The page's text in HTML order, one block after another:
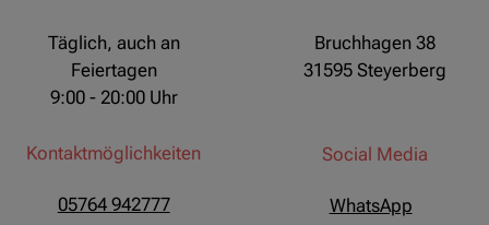
Täglich, auch an
Feiertagen
9:00 - 20:00 Uhr
Kontaktmöglichkeiten
05764 942777
Bruchhagen 38
31595 Steyerberg
Social Media
WhatsApp